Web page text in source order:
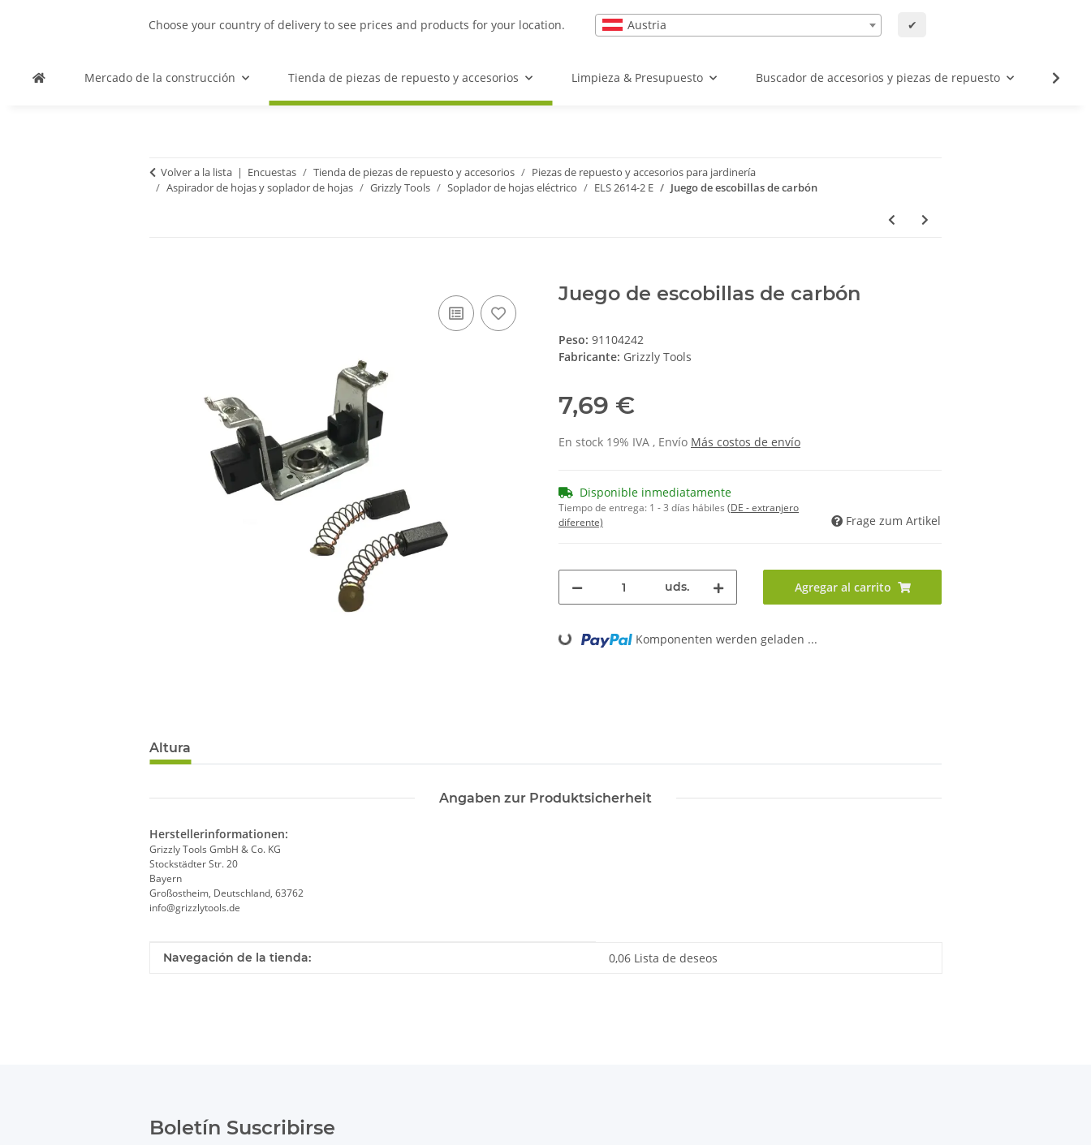
Choose your country of delivery to see prices and products for your location. Austria ✔
Mercado de la construcción Tienda de piezas de repuesto y accesorios Limpieza & Presupuesto Buscador de accesorios y piezas de repuesto
Volver a la lista Encuestas Tienda de piezas de repuesto y accesorios
Piezas de repuesto y accesorios para jardinería
Aspirador de hojas y soplador de hojas
Grizzly Tools Soplador de hojas eléctrico ELS 2614-2 E Juego de escobillas de carbón
Juego de escobillas de carbón
Peso: 91104242
Fabricante: Grizzly Tools
7,69 €
En stock 19% IVA , Envío Más costos de envío
Disponible inmediatamente
Tiempo de entrega: 1 - 3 días hábiles (DE - extranjero
diferente)
Frage zum Artikel
uds. Agregar al carrito
Loading... Komponenten werden geladen ...
Altura
Angaben zur Produktsicherheit
Herstellerinformationen:
Grizzly Tools GmbH & Co. KG
Stockstädter Str. 20
Bayern
Großostheim, Deutschland, 63762
info@grizzlytools.de
Valor
Fabricante
Navegación de la tienda: 0,06 Lista de deseos
Boletín Suscribirse